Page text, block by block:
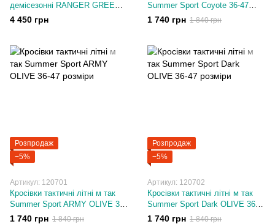
демісезонні RANGER GREEN
36-46 розміри
4 450 грн
Summer Sport Coyote 36-47
розміри
1 740 грн 1 840 грн
Розпродаж
−5%
Артикул: 120701
Кросівки тактичні літні м так
Summer Sport ARMY OLIVE 36-
47 розміри
1 740 грн 1 840 грн
Розпродаж
−5%
Артикул: 120702
Кросівки тактичні літні м так
Summer Sport Dark OLIVE 36-
47 розміри
1 740 грн 1 840 грн